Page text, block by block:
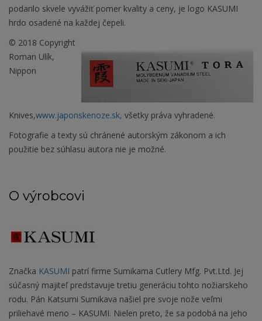
podarilo skvele vyvážiť pomer kvality a ceny, je logo KASUMI
hrdo osadené na každej čepeli.
© 2018 Copyright
Roman Ulík,
Nippon
Knives,www.japonskenoze.sk, všetky práva vyhradené.
Fotografie a texty sú chránené autorským zákonom a ich
použitie bez súhlasu autora nie je možné.
O výrobcovi
Značka KASUMI patrí firme Sumikama Cutlery Mfg. Pvt.Ltd. Jej
súčasný majiteľ predstavuje tretiu generáciu tohto nožiarskeho
rodu. Pán Katsumi Sumikava našiel pre svoje nože veľmi
priliehavé meno – KASUMI. Nielen preto, že sa podobá na jeho